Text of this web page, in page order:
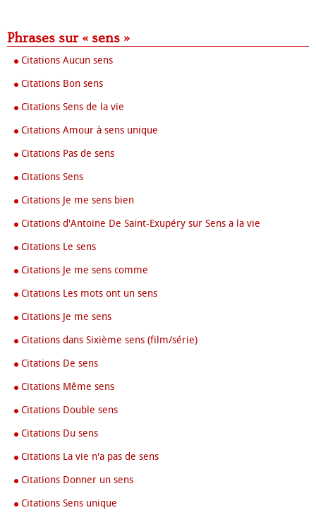
Phrases sur « sens »
Citations Aucun sens
Citations Bon sens
Citations Sens de la vie
Citations Amour à sens unique
Citations Pas de sens
Citations Sens
Citations Je me sens bien
Citations d'Antoine De Saint-Exupéry sur Sens a la vie
Citations Le sens
Citations Je me sens comme
Citations Les mots ont un sens
Citations Je me sens
Citations dans Sixième sens (film/série)
Citations De sens
Citations Même sens
Citations Double sens
Citations Du sens
Citations La vie n'a pas de sens
Citations Donner un sens
Citations Sens unique